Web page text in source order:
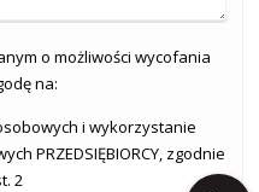
o możliwości wycofania
na:
i wykorzystanie
PRZEDSIĘBIORCY, zgodnie
2